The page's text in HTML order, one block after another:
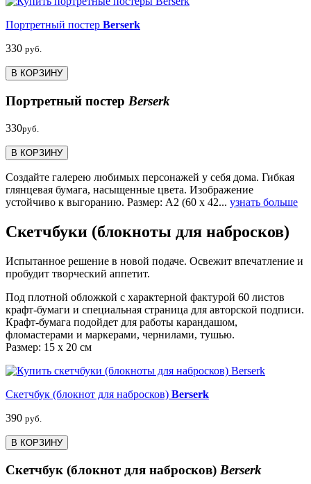
Портретный постер Berserk
330 руб.
В КОРЗИНУ
Портретный постер Berserk
330руб.
В КОРЗИНУ
Создайте галерею любимых персонажей у себя дома. Гибкая
глянцевая бумага, насыщенные цвета. Изображение
устойчиво к выгоранию. Размер: А2 (60 х 42... узнать больше
Скетчбуки (блокноты для набросков)
Испытанное решение в новой подаче. Освежит впечатление и
пробудит творческий аппетит.
Под плотной обложкой с характерной фактурой 60 листов
крафт-бумаги и специальная страница для авторской подписи.
Крафт-бумага подойдет для работы карандашом,
фломастерами и маркерами, чернилами, тушью.
Размер: 15 х 20 см
Скетчбук (блокнот для набросков) Berserk
390 руб.
В КОРЗИНУ
Скетчбук (блокнот для набросков) Berserk